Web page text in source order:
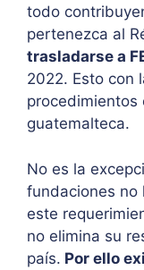
todo
pertenezca al
trasladarse a
2022. Esto con
procedimientos
guatemalteca.
No es la
fundaciones no
este
no elimina su
país. Por ello